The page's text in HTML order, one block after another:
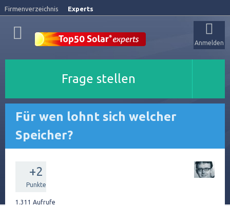
Firmenverzeichnis Experts
Anmelden
Frage stellen
Für wen lohnt sich welcher
Speicher?
+2
Punkte
1.311 Aufrufe